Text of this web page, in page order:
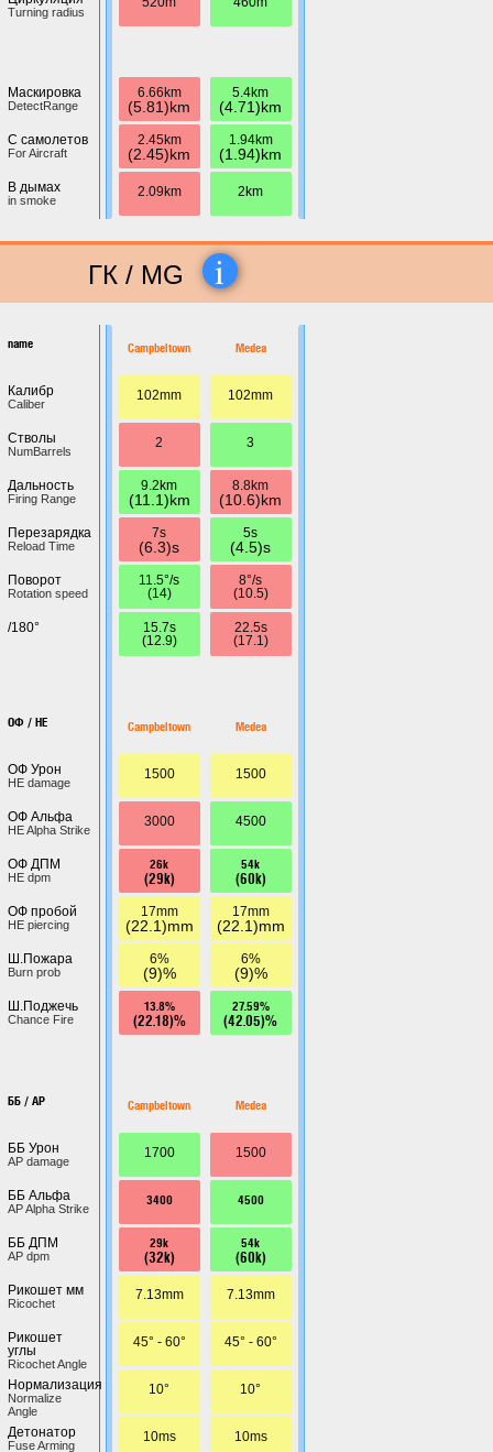
Turning radius
Маскировка
DetectRange
С самолетов
For Aircraft
В дымах
in smoke
6.66km
(5.81)km
2.45km
(2.45)km
2.09km
5.4km
(4.71)km
1.94km
(1.94)km
2km
ГК / MG i
name
Калибр
Caliber
Стволы
NumBarrels
Дальность
Firing Range
Перезарядка
Reload Time
Поворот
Rotation speed
/180°
ОФ / HE
ОФ Урон
HE damage
ОФ Альфа
HE Alpha Strike
ОФ ДПМ
HE dpm
ОФ пробой
HE piercing
Ш.Пожара
Burn prob
Ш.Поджечь
Chance Fire
ББ / AP
ББ Урон
AP damage
ББ Альфа
AP Alpha Strike
ББ ДПМ
AP dpm
Рикошет мм
Ricochet
Рикошет
углы
Ricochet Angle
Нормализация
Normalize
Angle
Детонатор
Fuse Arming
Campbeltown
102mm
2
9.2km
(11.1)km
7s
(6.3)s
11.5°/s
(14)
15.7s
(12.9)
Campbeltown
1500
3000
26k
(29k)
17mm
(22.1)mm
6%
(9)%
13.8%
(22.18)%
Campbeltown
1700
3400
29k
(32k)
7.13mm
45° - 60°
10°
10ms
Medea
102mm
3
8.8km
(10.6)km
5s
(4.5)s
8°/s
(10.5)
22.5s
(17.1)
Medea
1500
4500
54k
(60k)
17mm
(22.1)mm
6%
(9)%
27.59%
(42.05)%
Medea
1500
4500
54k
(60k)
7.13mm
45° - 60°
10°
10ms